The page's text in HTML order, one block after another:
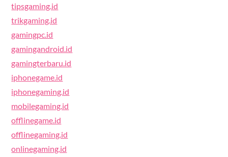
tipsgaming.id
trikgaming.id
gamingpc.id
gamingandroid.id
gamingterbaru.id
iphonegame.id
iphonegaming.id
mobilegaming.id
offlinegame.id
offlinegaming.id
onlinegaming.id